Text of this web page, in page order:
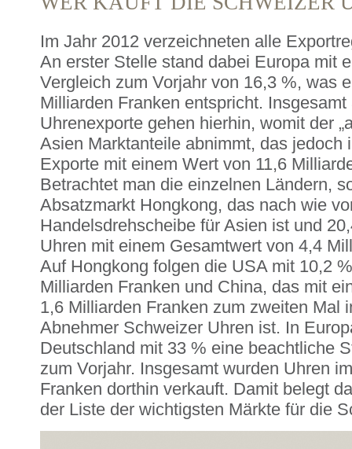
Im Jahr 2012 verzeichneten alle
An erster Stelle stand dabei Europa mit
Vergleich zum Vorjahr von 16,3 %, was
Milliarden Franken entspricht.
Uhrenexporte gehen hierhin, womit der
Asien Marktanteile abnimmt, das jedoch
Exporte mit einem Wert von 11,6
Betrachtet man die einzelnen Ländern,
Absatzmarkt Hongkong, das nach wie
Handelsdrehscheibe für Asien ist und
Uhren mit einem Gesamtwert von 4,4
Auf Hongkong folgen die USA mit 10,2
Milliarden Franken und China, das mit
1,6 Milliarden Franken zum zweiten Mal
Abnehmer Schweizer Uhren ist. In
Deutschland mit 33 % eine beachtliche
zum Vorjahr. Insgesamt wurden Uhren
Franken dorthin verkauft. Damit belegt
der Liste der wichtigsten Märkte für die